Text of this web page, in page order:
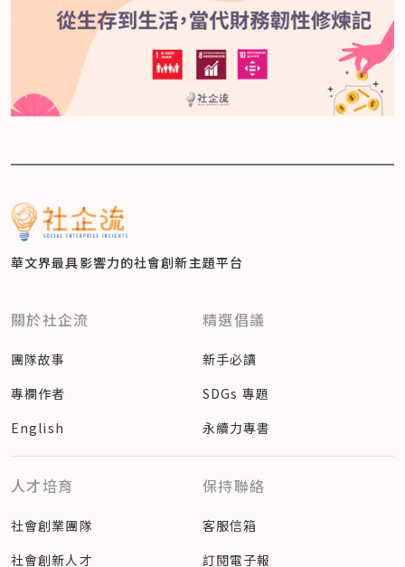
華文界最具影響力的社會創新主題平台
關於社企流
團隊故事
專欄作者
English
精選倡議
新手必讀
SDGs 專題
永續力專書
人才培育
社會創業團隊
社會創新人才
保持聯絡
客服信箱
訂閱電子報